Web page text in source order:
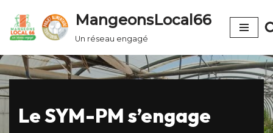
Aller
contenu
MangeonsLocal66
Un réseau engagé
Le SYM-PM s’engage